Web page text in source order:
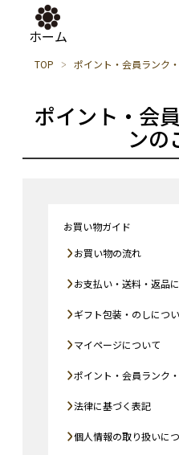
ホーム
TOP ポイント・会員ランク
ポイント・会
ンの
お買い物ガイド
お買い物の流れ
お支払い・送料・返品
ギフト包装・のしにつ
マイページについて
ポイント・会員ランク
法律に基づく表記
個人情報の取り扱いに